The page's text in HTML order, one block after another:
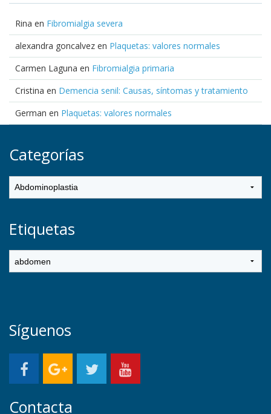
Rina en Fibromialgia severa
alexandra goncalvez en Plaquetas: valores normales
Carmen Laguna en Fibromialgia primaria
Cristina en Demencia senil: Causas, síntomas y tratamiento
German en Plaquetas: valores normales
Categorías
Etiquetas
Síguenos
Contacta